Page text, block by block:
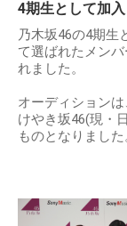
4期生として加
乃木坂46の4期生
て選ばれたメン
れました。
オーディション
けやき坂46(現・
ものとなりました